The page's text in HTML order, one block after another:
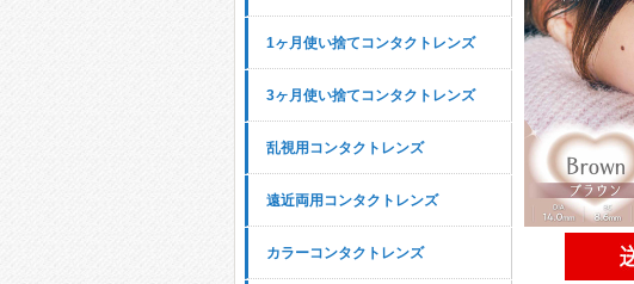
1ヶ月使い捨てコンタクトレンズ
3ヶ月使い捨てコンタクトレンズ
乱視用コンタクトレンズ
遠近両用コンタクトレンズ
カラーコンタクトレンズ